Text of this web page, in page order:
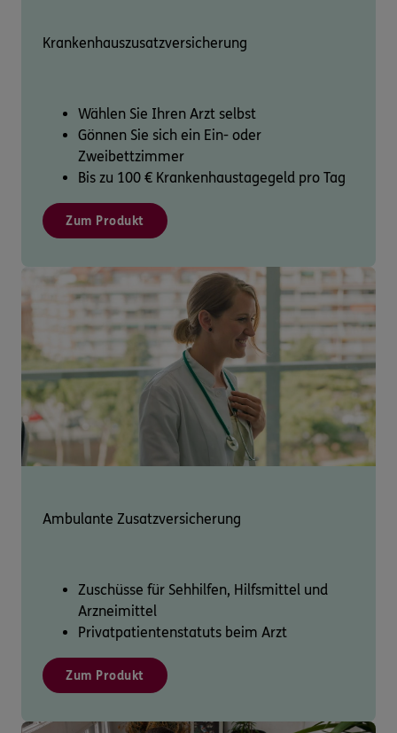
Krankenhauszusatz­versicherung
Wählen Sie Ihren Arzt selbst
Gönnen Sie sich ein Ein- oder
Zweibettzimmer
Bis zu 100 € Krankenhaustagegeld pro Tag
Zum Produkt
Ambulante Zusatzversicherung
Zuschüsse für Sehhilfen, Hilfsmittel und
Arzneimittel
Privatpatientenstatuts beim Arzt
Zum Produkt